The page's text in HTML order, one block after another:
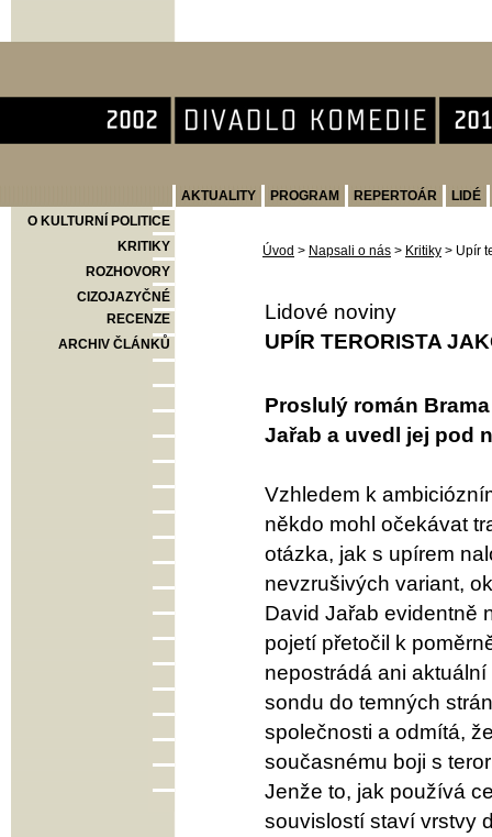
AKTUALITY PROGRAM REPERTOÁR
LIDÉ
O KULTURNÍ POLITICE
KRITIKY
ROZHOVORY
CIZOJAZYČNÉ
RECENZE
ARCHIV ČLÁNKŮ
Úvod > Napsali o nás > Kritiky > Upír
Lidové noviny
UPÍR TERORISTA
Proslulý román
Jařab a uvedl jej pod
Vzhledem k
někdo mohl očekávat
otázka, jak s upírem
nevzrušivých variant,
David Jařab evidentně
pojetí přetočil k
nepostrádá ani
sondu do temných
společnosti a odmítá,
současnému boji s
Jenže to, jak používá
souvislostí staví vrstvy